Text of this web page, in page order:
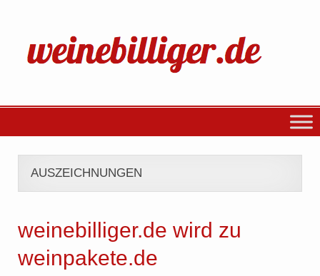
AUSZEICHNUNGEN
weinebilliger.de wird zu
weinpakete.de